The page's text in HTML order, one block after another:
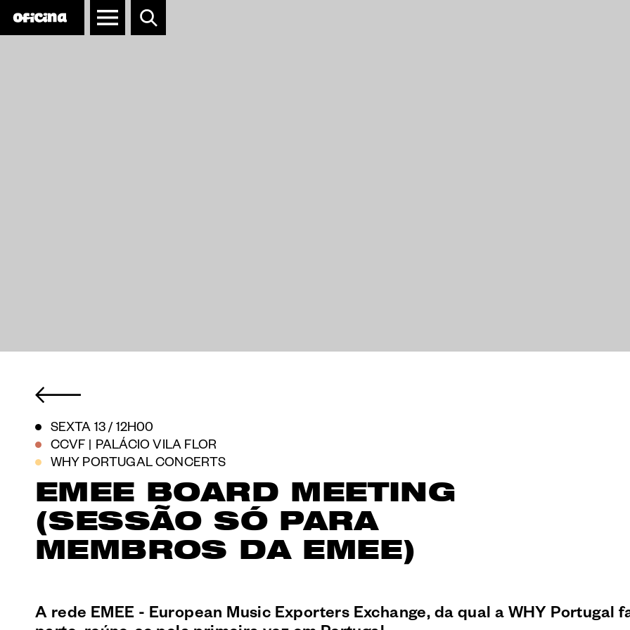
SEXTA 13 / 12H00
CCVF | PALÁCIO VILA FLOR
WHY PORTUGAL CONCERTS
EMEE BOARD MEETING
(SESSÃO SÓ PARA
MEMBROS DA EMEE)
A rede EMEE - European Music Exporters Exchange, da qual a WHY Portugal